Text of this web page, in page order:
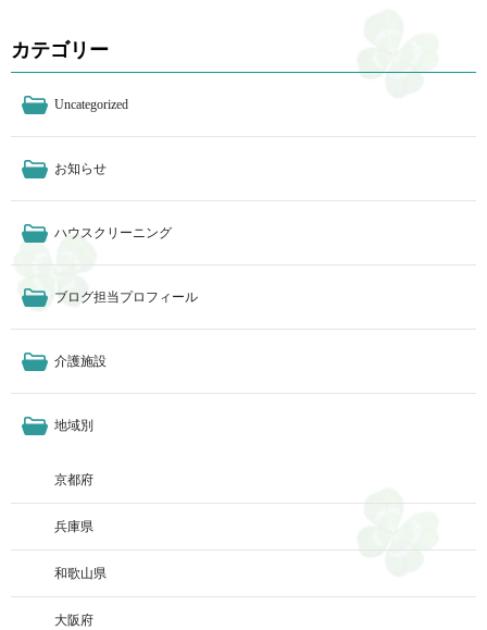
カテゴリー
Uncategorized
お知らせ
ハウスクリーニング
ブログ担当プロフィール
介護施設
地域別
京都府
兵庫県
和歌山県
大阪府